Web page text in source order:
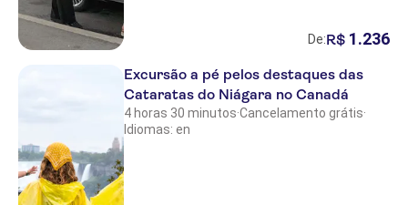
De:R$ 1.236
Excursão a pé pelos destaques das
Cataratas do Niágara no Canadá
4 horas 30 minutos·Cancelamento grátis·
Idiomas: en